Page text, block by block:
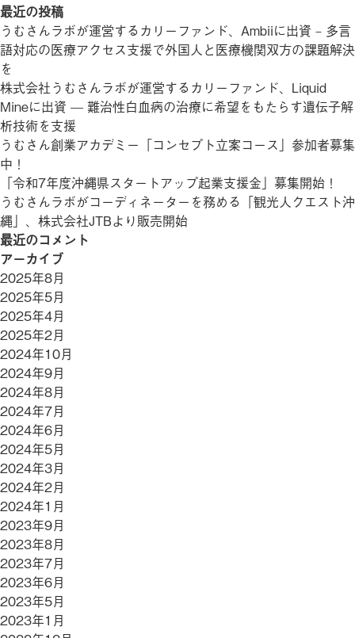
最近の投稿
うむさんラボが運営するカリーファンド、Ambiiに出資 – 多言
語対応の医療アクセス支援で外国人と医療機関双方の課題解決
を
株式会社うむさんラボが運営するカリーファンド、Liquid
Mineに出資 — 難治性白血病の治療に希望をもたらす遺伝子解
析技術を支援
うむさん創業アカデミー「コンセプト立案コース」参加者募集
中！
「令和7年度沖縄県スタートアップ起業支援金」募集開始！
うむさんラボがコーディネーターを務める「観光人クエスト沖
縄」、株式会社JTBより販売開始
最近のコメント
アーカイブ
2025年8月
2025年5月
2025年4月
2025年2月
2024年10月
2024年9月
2024年8月
2024年7月
2024年6月
2024年5月
2024年3月
2024年2月
2024年1月
2023年9月
2023年8月
2023年7月
2023年6月
2023年5月
2023年1月